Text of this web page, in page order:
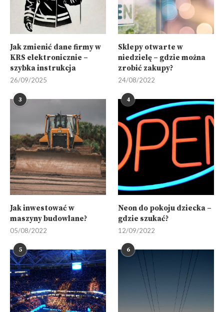
Jak zmienić dane firmy w
KRS elektronicznie –
szybka instrukcja
26/09/2025
Sklepy otwarte w
niedzielę – gdzie można
zrobić zakupy?
24/08/2022
3
Jak inwestować w
maszyny budowlane?
05/08/2022
4
Neon do pokoju dziecka –
gdzie szukać?
12/09/2022
5 6